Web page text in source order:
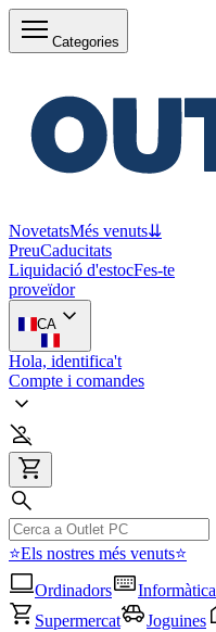
Categories
NovetatsMés venuts⇊
PreuCaducitats
Liquidació d'estocFes-te
proveïdor
CA
Hola, identifica't
Compte i comandes
⭐Els nostres més venuts⭐
Ordinadors
Informàtica
Supermercat
Joguines